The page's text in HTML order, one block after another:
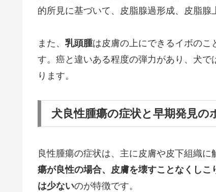
的所見に基づいて、皮脂腺過形成、皮脂腺
また、 乳頭腫は皮膚の上にできるイボのこ
す。癌と違いある程度の弾力があり、犬
ります。
犬良性腫瘍の症状と早期発見の
良性腫瘍の症状は、主に皮膚や皮下組織に
瘍が良性の場合、皮膚を壊すことなくし
は少ないのが特徴です。